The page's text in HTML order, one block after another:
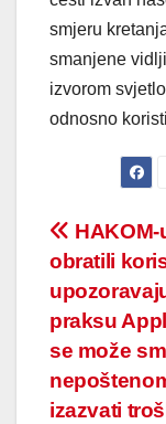
smjeru
smanjene
izvorom
odnosno
Post
HAKOM-
obratili
praksu
se može
izazvati